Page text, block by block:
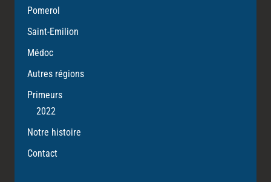
Pomerol
Saint-Emilion
Médoc
Autres régions
Primeurs
2022
Notre histoire
Contact